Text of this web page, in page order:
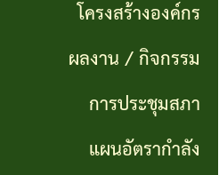
จัดซื้อ
จัดจ้าง
ข่าว
จัด
ดำเนิน
งาน
แผนการ
จัดซื้อ
กิจ
หน้าที่
โครงสร้าง
โครงสร้างองค์กร
ผลงาน / กิจกรรม
การประชุมสภา
แผนอัตรากำลัง